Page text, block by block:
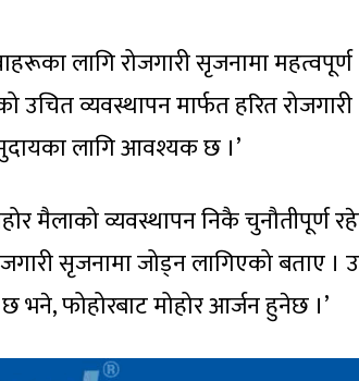
लागि रोजगारी सृजनामा महत्वपूर्ण
उचित व्यवस्थापन मार्फत हरित रोजगारी
लागि आवश्यक छ ।’
मैलाको व्यवस्थापन निकै चुनौतीपूर्ण
सृजनामा जोड्न लागिएको बताए ।
भने, फोहोरबाट मोहोर आर्जन हुनेछ ।’